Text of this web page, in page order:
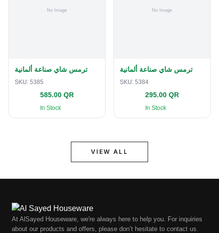
ترمس شاي صناعة ألمانية
SKU: 5385
585.00 QR
In Stock
ترمس شاي صناعة ألمانية
SKU: 5384
295.00 QR
In Stock
VIEW ALL
At AlSayed Houseware, we're always here to help you. For inquiries
about our products and offers, please don’t hesitate to contact us.